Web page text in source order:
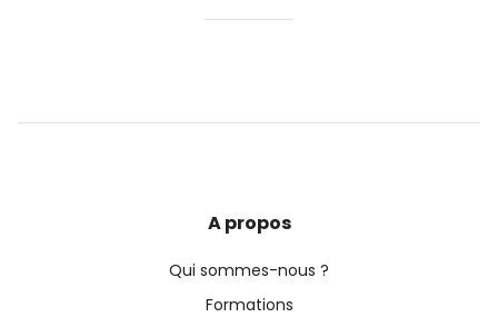
A propos
Qui sommes-nous ?
Formations